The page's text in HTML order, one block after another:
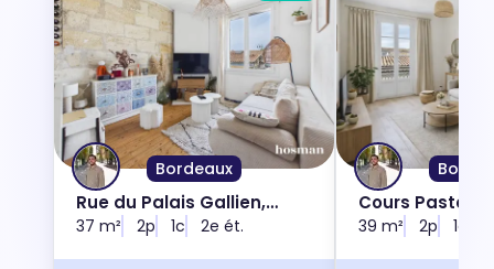
Bordeaux
Rue du Palais Gallien,
33000
37 m² 2p 1c 2e ét.
Cours Pasteur,
39 m² 2p 1c